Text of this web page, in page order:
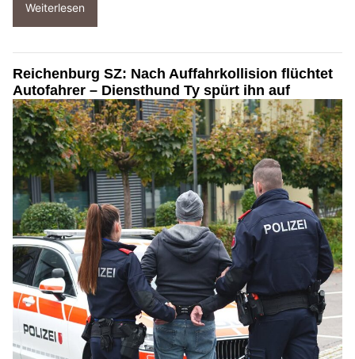
Weiterlesen
Reichenburg SZ: Nach Auffahrkollision flüchtet
Autofahrer – Diensthund Ty spürt ihn auf